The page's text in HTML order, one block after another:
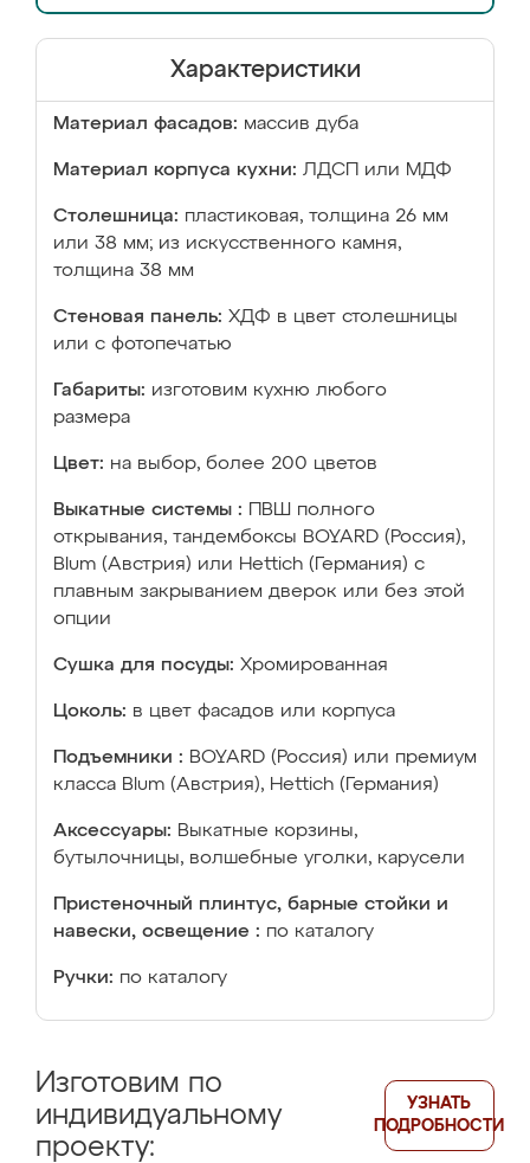
Характеристики
Материал фасадов: массив дуба
Материал корпуса кухни: ЛДСП или МДФ
Столешница: пластиковая, толщина 26 мм
или 38 мм; из искусственного камня,
толщина 38 мм
Стеновая панель: ХДФ в цвет столешницы
или с фотопечатью
Габариты: изготовим кухню любого
размера
Цвет: на выбор, более 200 цветов
Выкатные системы :
ПВШ полного
открывания, тандембоксы BOYARD (Россия),
Blum (Австрия) или Hettich (Германия) с
плавным закрыванием дверок или без этой
опции
Сушка для посуды: Хромированная
Цоколь: в цвет фасадов или корпуса
Подъемники : BOYARD (Россия) или премиум
класса Blum (Австрия), Hettich (Германия)
Аксессуары: Выкатные корзины,
бутылочницы, волшебные уголки, карусели
Пристеночный плинтус, барные стойки и
навески, освещение : по каталогу
Ручки: по каталогу
Изготовим по
индивидуальному
проекту:
УЗНАТЬ
ПОДРОБНОСТИ